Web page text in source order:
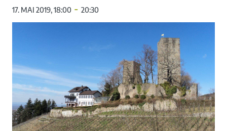
17. MAI 2019, 18:00 - 20:30